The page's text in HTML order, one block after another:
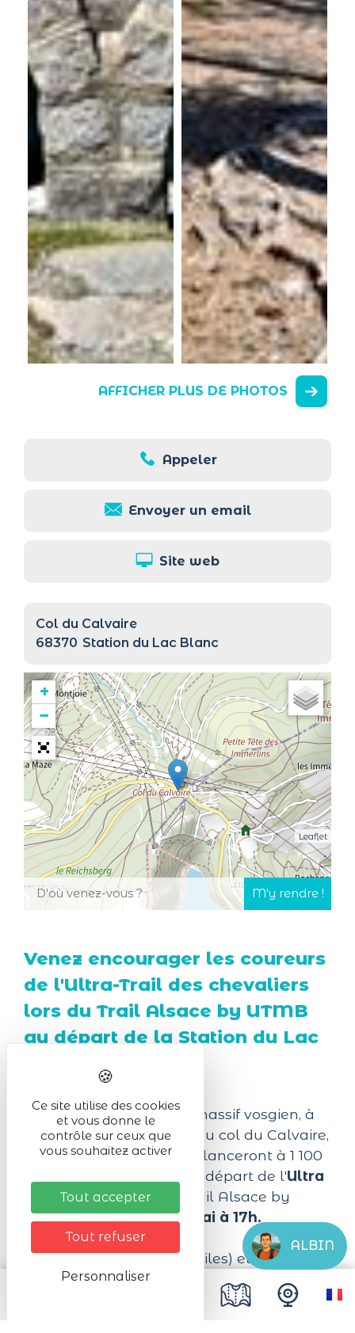
AFFICHER PLUS DE PHOTOS
Appeler
Envoyer un email
Site web
Col du Calvaire
68370 Station du Lac Blanc
+
−
Leaflet
Venez encourager les coureurs
de l'Ultra-Trail des chevaliers
lors du Trail Alsace by UTMB
au départ de la Station du Lac
Depuis les hauteurs du massif vosgien, à
la station du Lac Blanc, au col du Calvaire,
plus de 1000 coureurs s'élanceront à 1 100
mètres d’altitude pour le départ de l'Ultra
Trail des Chevaliers
(Trail Alsace by
UTMB),le vendredi 15 mai à 17h.
Un défi de 156 km (100 Miles) et 5 100 m
de dénivelé positif. Le parcours vous
mènera d’abord à la Tour du Faudé,
sentinelle emblématique, avant
ALBIN
Ce site utilise des cookies
et vous donne le
contrôle sur ceux que
vous souhaitez activer
Tout accepter
Tout refuser
Personnaliser